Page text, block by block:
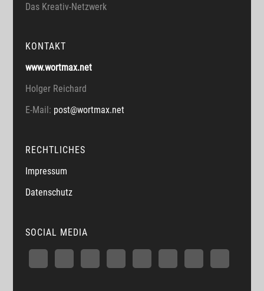
Das Kreativ-Netzwerk
KONTAKT
www.wortmax.net
Holger Reichard
E-Mail: post@wortmax.net
RECHTLICHES
Impressum
Datenschutz
SOCIAL MEDIA